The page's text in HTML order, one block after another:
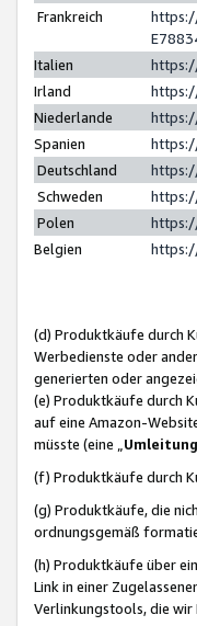
Frankreich
Italien
Irland
Niederlande
Spanien
Deutschland
Schweden
Polen
Belgien
(d) Produktkäufe durch
Werbedienste oder
generierten oder
(e) Produktkäufe durch
auf eine Amazon-
müsste (eine „ Umleitung
(f) Produktkäufe durch
(g) Produktkäufe, die
ordnungsgemäß
(h) Produktkäufe über
Link in einer
Verlinkungstools, die